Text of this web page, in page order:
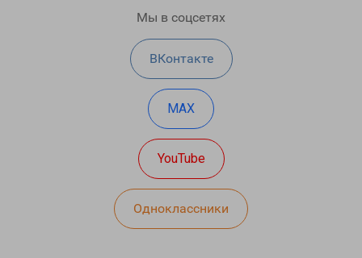
Мы в соцсетях
ВКонтакте
MAX
YouTube
Одноклассники